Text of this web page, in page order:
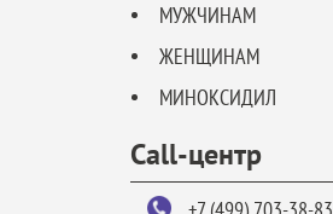
МУЖЧИНАМ
ЖЕНЩИНАМ
МИНОКСИДИЛ
Call-центр